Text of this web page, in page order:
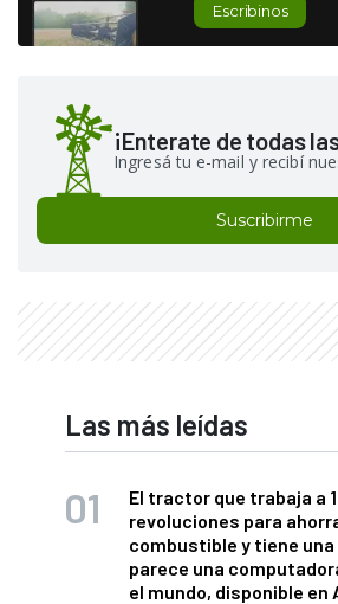
Escribinos
¡Enterate de todas
Ingresá tu e-mail y recibí
Suscribirme
Las más leídas
El tractor que trabaja a
revoluciones para
combustible y tiene una
parece una
el mundo, disponible en